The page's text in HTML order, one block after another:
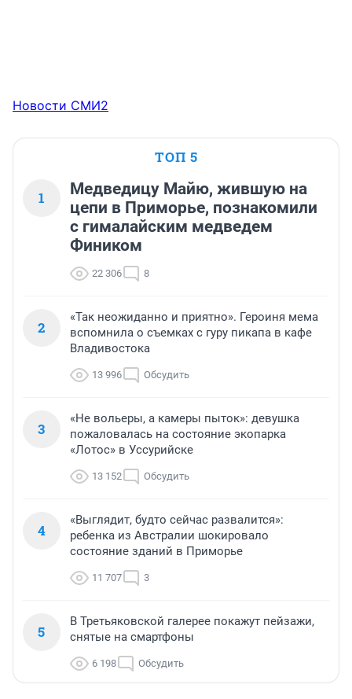
Новости СМИ2
ТОП 5
1
Медведицу Майю, жившую на
цепи в Приморье, познакомили
с гималайским медведем
Фиником
22 306 8
2
«Так неожиданно и приятно». Героиня мема
вспомнила о съемках с гуру пикапа в кафе
Владивостока
13 996 Обсудить
3
«Не вольеры, а камеры пыток»: девушка
пожаловалась на состояние экопарка
«Лотос» в Уссурийске
13 152 Обсудить
4
«Выглядит, будто сейчас развалится»:
ребенка из Австралии шокировало
состояние зданий в Приморье
11 707 3
5
В Третьяковской галерее покажут пейзажи,
снятые на смартфоны
6 198 Обсудить